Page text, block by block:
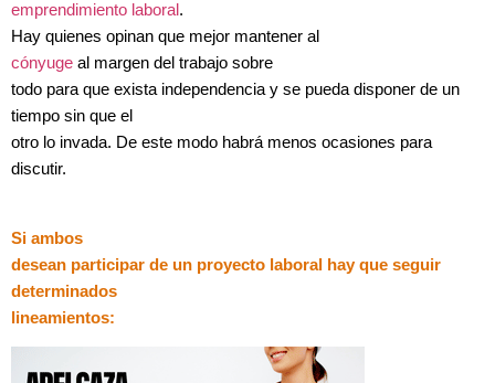
emprendimiento laboral .
Hay quienes opinan que mejor mantener al
cónyuge al margen del trabajo sobre
todo para que exista independencia y se pueda disponer de un
tiempo sin que el
otro lo invada. De este modo habrá menos ocasiones para
discutir.
Si ambos
desean participar de un proyecto laboral hay que seguir
determinados
lineamientos: